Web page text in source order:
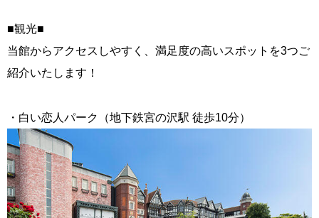
■観光■
当館からアクセスしやすく、満足度の高いスポットを3つご
紹介いたします！
・白い恋人パーク（地下鉄宮の沢駅 徒歩10分）